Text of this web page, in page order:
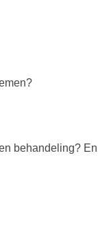
behandeling?